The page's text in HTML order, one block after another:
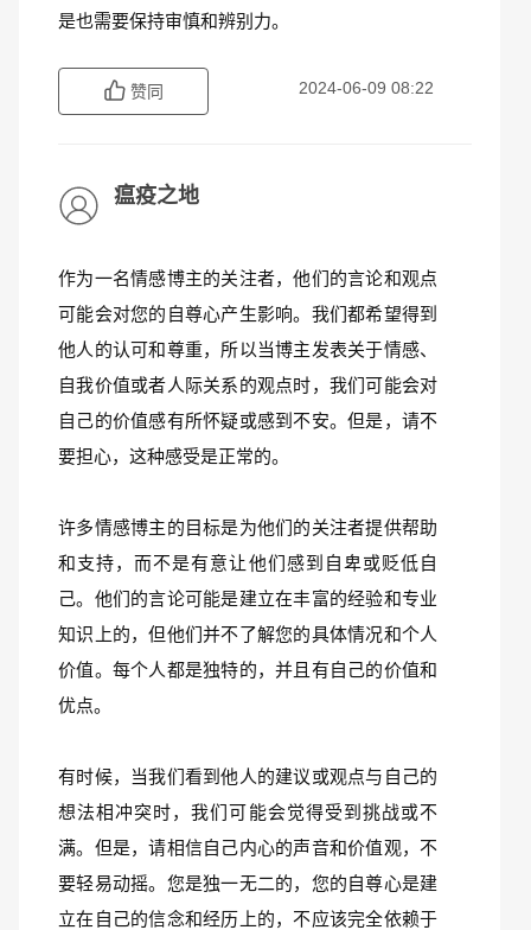
是也需要保持审慎和辨别力。
赞同 2024-06-09 08:22
瘟疫之地
作为一名情感博主的关注者，他们的言论和观点
可能会对您的自尊心产生影响。我们都希望得到
他人的认可和尊重，所以当博主发表关于情感、
自我价值或者人际关系的观点时，我们可能会对
自己的价值感有所怀疑或感到不安。但是，请不
要担心，这种感受是正常的。
许多情感博主的目标是为他们的关注者提供帮助
和支持，而不是有意让他们感到自卑或贬低自
己。他们的言论可能是建立在丰富的经验和专业
知识上的，但他们并不了解您的具体情况和个人
价值。每个人都是独特的，并且有自己的价值和
优点。
有时候，当我们看到他人的建议或观点与自己的
想法相冲突时，我们可能会觉得受到挑战或不
满。但是，请相信自己内心的声音和价值观，不
要轻易动摇。您是独一无二的，您的自尊心是建
立在自己的信念和经历上的，不应该完全依赖于